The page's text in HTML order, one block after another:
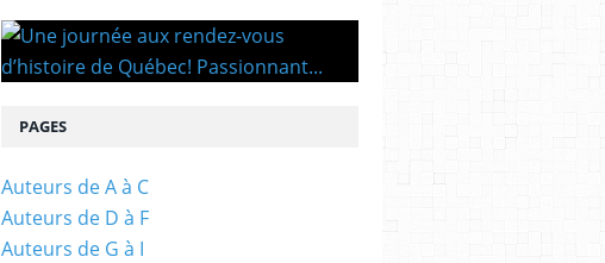
PAGES
Auteurs de A à C
Auteurs de D à F
Auteurs de G à I